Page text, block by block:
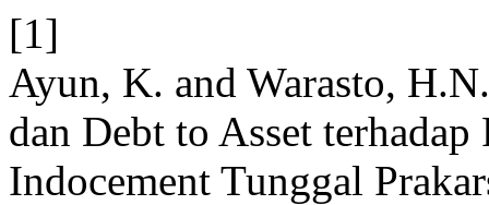
[1]
Ayun, K. and Warasto,
dan Debt to Asset
Indocement Tunggal